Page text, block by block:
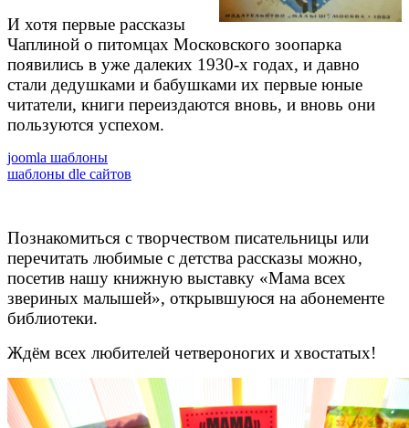
И хотя первые рассказы
Чаплиной о питомцах Московского зоопарка
появились в уже далеких 1930-х годах, и давно
стали дедушками и бабушками их первые юные
читатели, книги переиздаются вновь, и вновь они
пользуются успехом.
joomla шаблоны
шаблоны dle сайтов
Познакомиться с творчеством писательницы или
перечитать любимые с детства рассказы можно,
посетив нашу книжную выставку «Мама всех
звериных малышей», открывшуюся на абонементе
библиотеки.
Ждём всех любителей четвероногих и хвостатых!